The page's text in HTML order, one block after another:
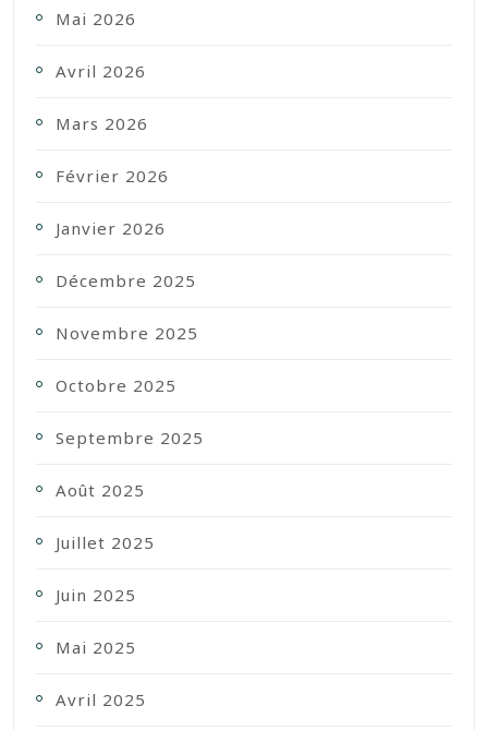
Mai 2026
Avril 2026
Mars 2026
Février 2026
Janvier 2026
Décembre 2025
Novembre 2025
Octobre 2025
Septembre 2025
Août 2025
Juillet 2025
Juin 2025
Mai 2025
Avril 2025